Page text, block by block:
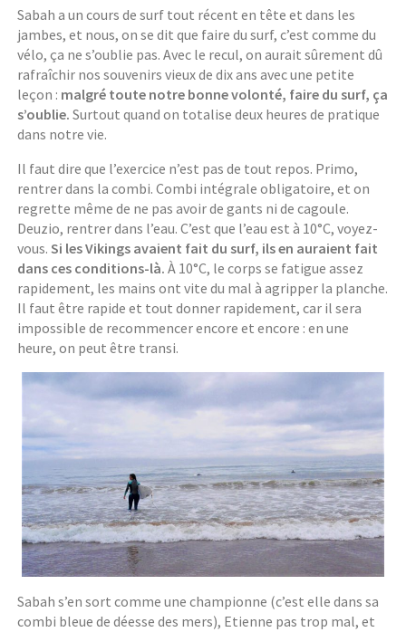
Sabah a un cours de surf tout récent en tête et dans les
jambes, et nous, on se dit que faire du surf, c’est comme du
vélo, ça ne s’oublie pas. Avec le recul, on aurait sûrement dû
rafraîchir nos souvenirs vieux de dix ans avec une petite
leçon : malgré toute notre bonne volonté, faire du surf, ça
s’oublie. Surtout quand on totalise deux heures de pratique
dans notre vie.
Il faut dire que l’exercice n’est pas de tout repos. Primo,
rentrer dans la combi. Combi intégrale obligatoire, et on
regrette même de ne pas avoir de gants ni de cagoule.
Deuzio, rentrer dans l’eau. C’est que l’eau est à 10°C, voyez-
vous.Si les Vikings avaient fait du surf, ils en auraient fait
dans ces conditions-là. À 10°C, le corps se fatigue assez
rapidement, les mains ont vite du mal à agripper la planche.
Il faut être rapide et tout donner rapidement, car il sera
impossible de recommencer encore et encore : en une
heure, on peut être transi.
Sabah s’en sort comme une championne (c’est elle dans sa
combi bleue de déesse des mers), Etienne pas trop mal, et